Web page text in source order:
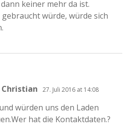
keiner mehr da ist.
würde, würde sich
Christian 27. Juli 2016 at 14:08
würden uns den Laden
hat die Kontaktdaten.?